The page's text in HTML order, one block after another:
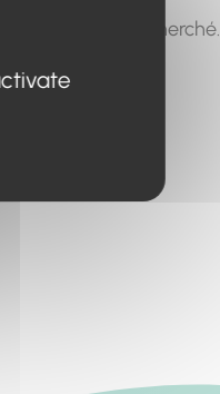
le contenu recherché.